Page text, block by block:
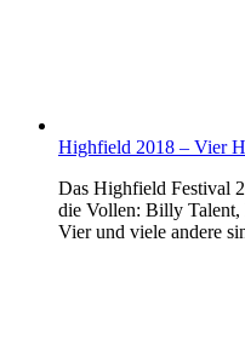
Highfield 2018 – Vier
Das Highfield Festival
die Vollen: Billy Talent,
Vier und viele andere